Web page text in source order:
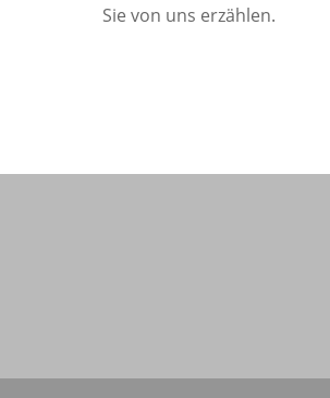
Sie von uns erzählen.